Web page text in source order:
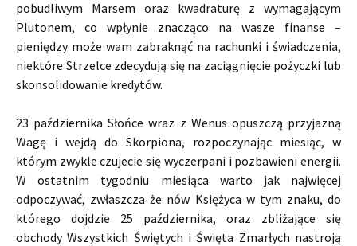
pobudliwym Marsem oraz kwadraturę z wymagającym
Plutonem, co wpłynie znacząco na wasze finanse –
pieniędzy może wam zabraknąć na rachunki i świadczenia,
niektóre Strzelce zdecydują się na zaciągnięcie pożyczki lub
skonsolidowanie kredytów.
23 października Słońce wraz z Wenus opuszczą przyjazną
Wagę i wejdą do Skorpiona, rozpoczynając miesiąc, w
którym zwykle czujecie się wyczerpani i pozbawieni energii.
W ostatnim tygodniu miesiąca warto jak najwięcej
odpoczywać, zwłaszcza że nów Księżyca w tym znaku, do
którego dojdzie 25 października, oraz zbliżające się
obchody Wszystkich Świętych i Święta Zmarłych nastroją